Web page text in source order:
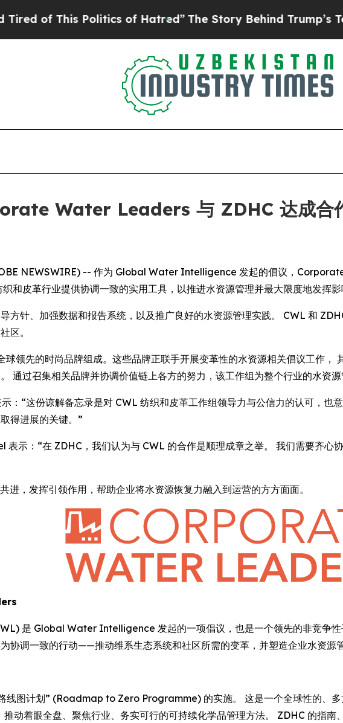
This Politics of Hatred”The Story Behind Trump’s
Water Leaders 与 ZDHC 达成合
NEWSWIRE) -- 作为 Global Water Intelligence 发起的倡议，
和皮革行业提供协调一致的实用工具，以推进水资源管理并最大限度地发挥影
方针、加强数据和报告系统，以及推广良好的水资源管理实践。 CWL 和
区。
领先的时尚品牌组成。这些品牌正联手开展变革性的水资源相关倡议工作，
通过召集相关品牌并协调价值链上各方的努力，该工作组为整个行业的水资源
：“这份谅解备忘录是对 CWL 纺织和皮革工作组领导力与公信力的认可，也
得进展的关键。”
示：“在 ZDHC，我们认为与 CWL 的合作是顺理成章之举。 我们需要齐心
进，发挥引领作用，帮助企业将水资源恢复力融入到运营的方方面面。
是 Global Water Intelligence 发起的一项倡议，也是一个领先的非竞争性
协调一致的行动——推动维系生态系统和社区所需的变革，并塑造企业水资源管
线图计划” (Roadmap to Zero Programme) 的实施。 这是一个全球性的、
动着眼全盘、聚焦行业、务实可行的可持续化学品管理方法。 ZDHC 的指